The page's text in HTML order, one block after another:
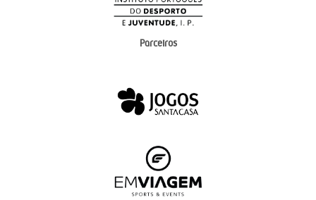
Parceiros